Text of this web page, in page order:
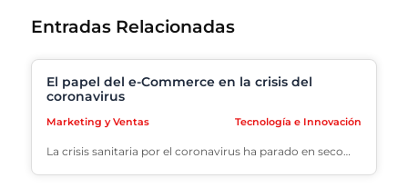
Entradas Relacionadas
El papel del e-Commerce en la crisis del
coronavirus
Marketing y Ventas Tecnología e Innovación
La crisis sanitaria por el coronavirus ha parado en seco…